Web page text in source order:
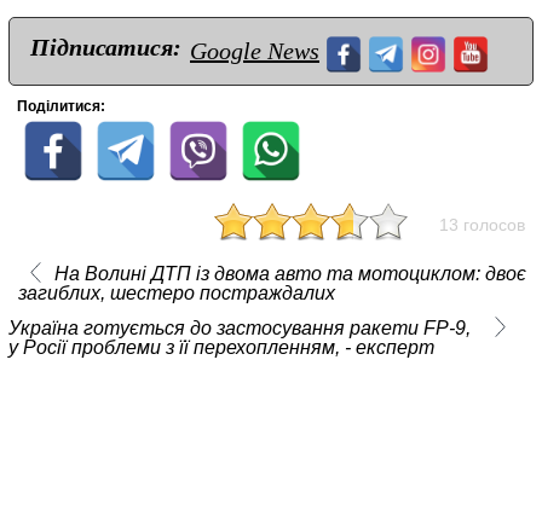
Підписатися: Google News
Поділитися:
13 голосов
На Волині ДТП із двома авто та мотоциклом: двоє
загиблих, шестеро постраждалих
Україна готується до застосування ракети FP-9,
у Росії проблеми з її перехопленням, - експерт